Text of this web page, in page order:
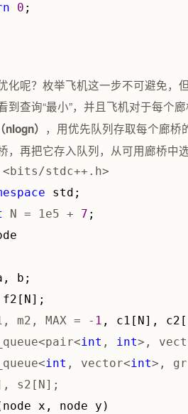
0
化呢？枚举飞机这一步不可避免，
到查询“最小”，并且飞机对于每个
nlogn） ，用优先队列存取每个廊
，再把它存入队列，从可用廊桥
N = 1e5 + 7
m2, MAX = - 1
int , int>,
int , vector<int>,